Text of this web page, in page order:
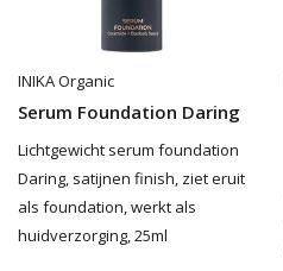
INIKA Organic
Serum Foundation Daring
Lichtgewicht serum foundation
Daring, satijnen finish, ziet eruit
als foundation, werkt als
huidverzorging, 25ml